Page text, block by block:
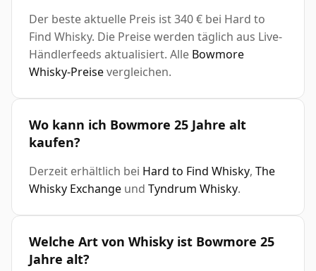
Der beste aktuelle Preis ist 340 € bei Hard to
Find Whisky. Die Preise werden täglich aus Live-
Händlerfeeds aktualisiert. Alle Bowmore
Whisky-Preisevergleichen.
Wo kann ich Bowmore 25 Jahre alt
kaufen?
Derzeit erhältlich bei Hard to Find Whisky, The
Whisky Exchange und Tyndrum Whisky.
Welche Art von Whisky ist Bowmore 25
Jahre alt?